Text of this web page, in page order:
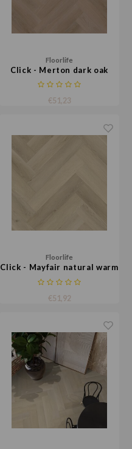
Floorlife
Click - Merton dark oak
€51,23
Floorlife
Click - Mayfair natural warm
oak
€51,92